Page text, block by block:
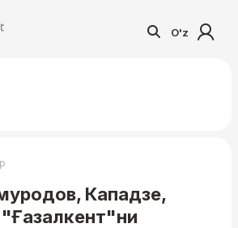
O'z
Кападзе,